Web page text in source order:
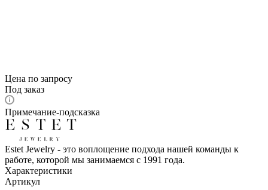
Цена по запросу
Под заказ
Примечание-подсказка
Estet Jewelry - это воплощение подхода нашей команды к
работе, которой мы занимаемся с 1991 года.
Характеристики
Артикул